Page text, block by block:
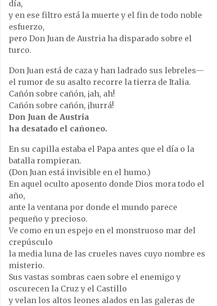
día,
y en ese filtro está la muerte y el fin de todo noble
esfuerzo,
pero Don Juan de Austria ha disparado sobre el
turco.
Don Juan está de caza y han ladrado sus lebreles—
el rumor de su asalto recorre la tierra de Italia.
Cañón sobre cañón, ¡ah, ah!
Cañón sobre cañón, ¡hurrá!
Don Juan de Austria
ha desatado el cañoneo.
En su capilla estaba el Papa antes que el día o la
batalla rompieran.
(Don Juan está invisible en el humo.)
En aquel oculto aposento donde Dios mora todo el
año,
ante la ventana por donde el mundo parece
pequeño y precioso.
Ve como en un espejo en el monstruoso mar del
crepúsculo
la media luna de las crueles naves cuyo nombre es
misterio.
Sus vastas sombras caen sobre el enemigo y
oscurecen la Cruz y el Castillo
y velan los altos leones alados en las galeras de